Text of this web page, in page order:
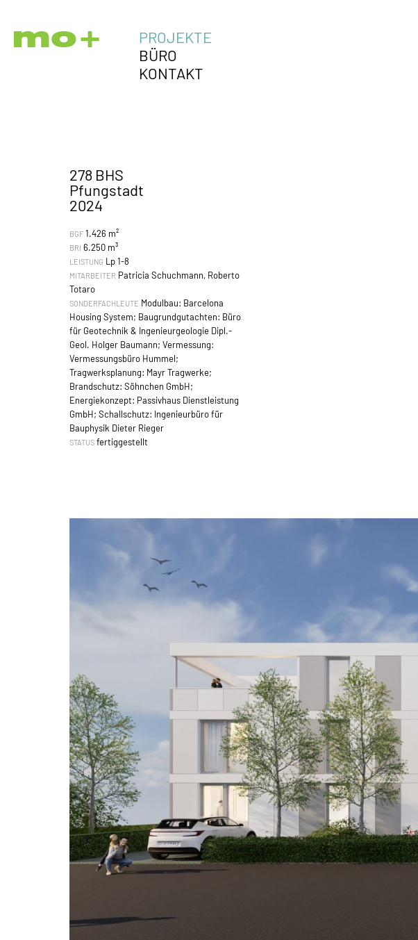
PROJEKTE
BÜRO
KONTAKT
278 BHS
Pfungstadt
2024
BGF 1.426 m²
BRI 6.250 m³
LEISTUNG Lp 1-8
MITARBEITER Patricia Schuchmann, Roberto
Totaro
SONDERFACHLEUTE Modulbau: Barcelona
Housing System; Baugrundgutachten: Büro
für Geotechnik & Ingenieurgeologie Dipl.-
Geol. Holger Baumann; Vermessung:
Vermessungsbüro Hummel;
Tragwerksplanung: Mayr Tragwerke;
Brandschutz: Söhnchen GmbH;
Energiekonzept: Passivhaus Dienstleistung
GmbH; Schallschutz: Ingenieurbüro für
Bauphysik Dieter Rieger
STATUS fertiggestellt